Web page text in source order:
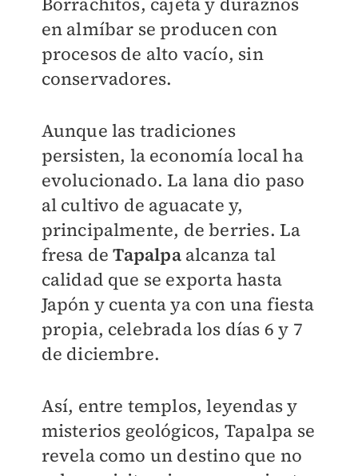
en almíbar se producen con
procesos de alto vacío, sin
conservadores.
Aunque las tradiciones
persisten, la economía local ha
evolucionado. La lana dio paso
al cultivo de aguacate y,
principalmente, de berries. La
fresa deTapalpaalcanza tal
calidad que se exporta hasta
Japón y cuenta ya con una fiesta
propia, celebrada los días 6 y 7
de diciembre.
Así, entre templos, leyendas y
misterios geológicos, Tapalpa se
revela como un destino que no